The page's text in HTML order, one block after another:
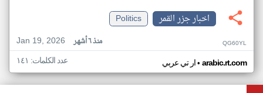
اخبار جزر القمر
Politics
Jan 19, 2026
منذ ٦ أشهر QG60YL
ار تي عربي• arabic.rt.com عدد الكلمات: ١٤١